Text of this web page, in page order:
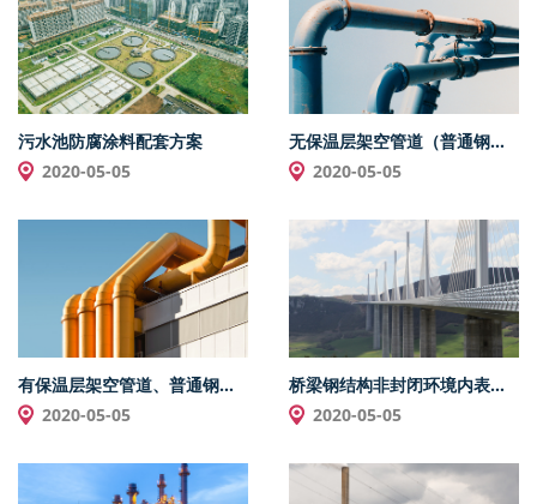
污水池防腐涂料配套方案
2020-05-05
无保温层架空管道（普通钢材、铸铁）防腐配套方案
2020-05-05
有保温层架空管道、普通钢材、铸铁、防腐配套方案
2020-05-05
桥梁钢结构非封闭环境内表面涂层配套体系
2020-05-05